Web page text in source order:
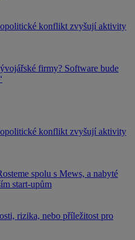
konflikt zvyšují aktivity
firmy? Software bude
konflikt zvyšují aktivity
spolu s Mews, a nabyté
start-upům
rizika, nebo příležitost pro